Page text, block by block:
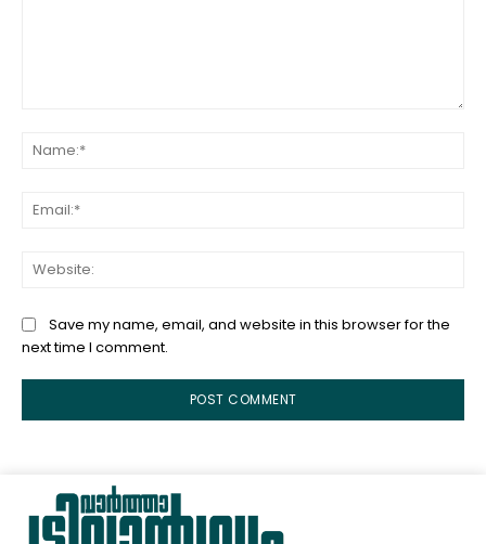
Save my name, email, and website in this browser for the
next time I comment.